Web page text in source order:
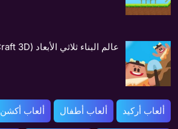
عالم البناء ثلاثي الأبعاد (Idle Craft 3D)
ألعاب أركيد ألعاب أطفال ألعاب أكشن